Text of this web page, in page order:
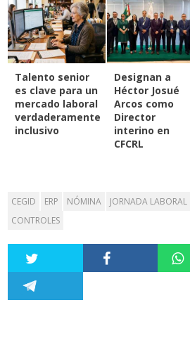
Talento senior
es clave para un
mercado laboral
verdaderamente
inclusivo
Designan a
Héctor Josué
Arcos como
Director
interino en
CFCRL
CEGID ERP NÓMINA JORNADA LABORAL
CONTROLES